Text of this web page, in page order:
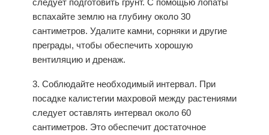
следует подготовить грунт. С помощью лопаты
вспахайте землю на глубину около 30
сантиметров. Удалите камни, сорняки и другие
преграды, чтобы обеспечить хорошую
вентиляцию и дренаж.
3. Соблюдайте необходимый интервал. При
посадке калистегии махровой между растениями
следует оставлять интервал около 60
сантиметров. Это обеспечит достаточное